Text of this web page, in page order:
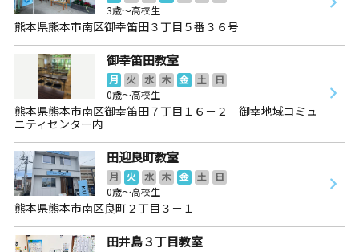
3歳～高校生
熊本県熊本市南区御幸笛田３丁目５番３６号
御幸笛田教室
月 火 水 木 金 土
日
0歳～高校生
熊本県熊本市南区御幸笛田７丁目１６－２ 御幸地域コミュ
ニティセンター内
田迎良町教室
月 火 水 木 金 土
日
0歳～高校生
熊本県熊本市南区良町２丁目３－１
田井島３丁目教室